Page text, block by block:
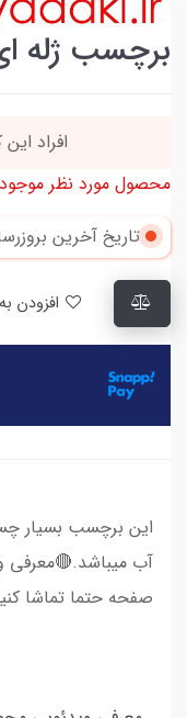
برچسب ژله ای
افراد‌ این
محصول مورد نظر
تاریخ آخرین
این برچسب بسیار
آب میباشد.🔴معرفی
صفحه حتما تماشا